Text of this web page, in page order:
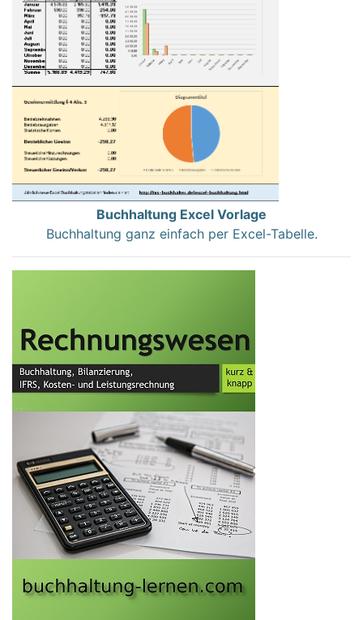
Buchhaltung Excel Vorlage
Buchhaltung ganz einfach per Excel-Tabelle.